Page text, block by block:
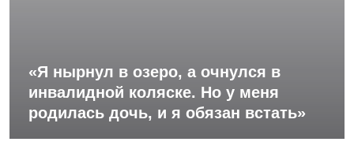
«Я нырнул в озеро, а очнулся в
инвалидной коляске. Но у меня
родилась дочь, и я обязан встать»